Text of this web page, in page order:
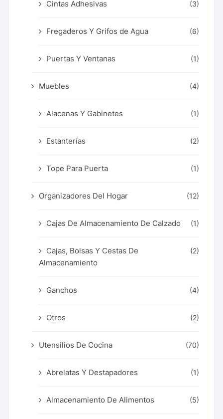
Cintas Adhesivas (3)
Fregaderos Y Grifos de Agua (6)
Puertas Y Ventanas (1)
Muebles (4)
Alacenas Y Gabinetes (1)
Estanterías (2)
Tope Para Puerta (1)
Organizadores Del Hogar (12)
Cajas De Almacenamiento De Calzado (1)
Cajas, Bolsas Y Cestas De
Almacenamiento
(2)
Ganchos (4)
Otros (2)
Utensilios De Cocina (70)
Abrelatas Y Destapadores (1)
Almacenamiento De Alimentos (5)